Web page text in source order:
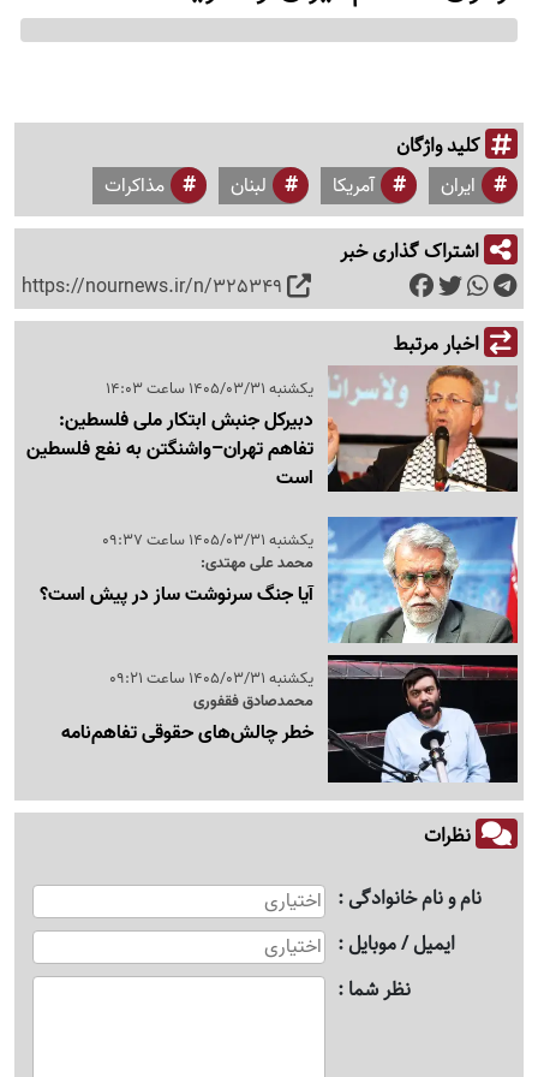
کلید واژگان
ایران آمریکا لبنان مذاکرات
اشتراک گذاری خبر
https://nournews.ir/n/325349
اخبار مرتبط
یکشنبه 1405/03/31 ساعت 14:03
دبیرکل جنبش ابتکار ملی فلسطین:
تفاهم تهران–واشنگتن به نفع فلسطین
است
یکشنبه 1405/03/31 ساعت 09:37
محمد علی مهتدی:
آیا جنگ سرنوشت ساز در پیش است؟
یکشنبه 1405/03/31 ساعت 09:21
محمدصادق فقفوری
خطر چالش‌های حقوقی تفاهم‌نامه
نظرات
نام و نام خانوادگی
ایمیل / موبایل
نظر شما